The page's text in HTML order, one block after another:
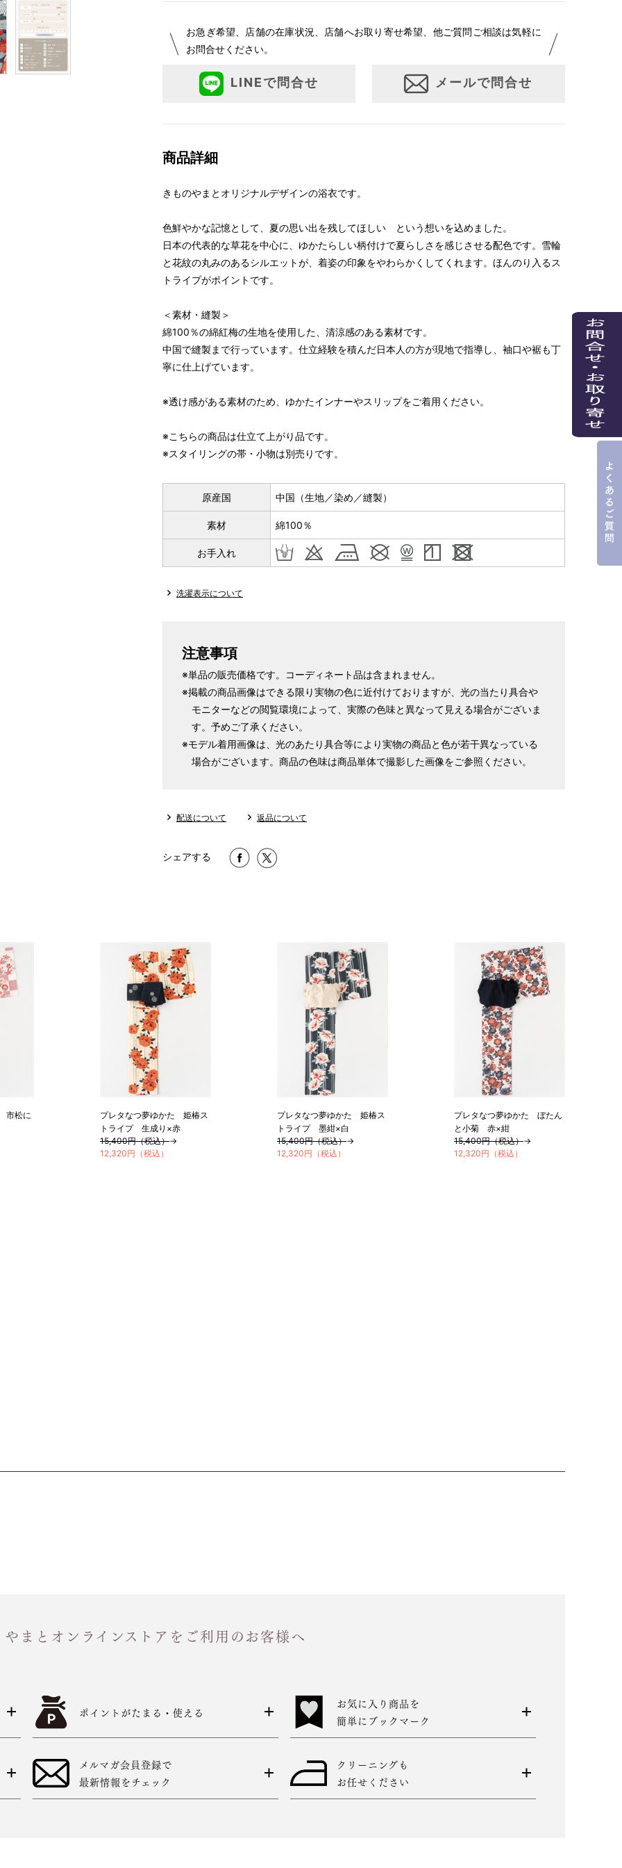
お急ぎ希望、店舗の在庫状況、店舗へお取り寄せ希望、他ご質問ご相談は気軽に
お問合せください。
LINEで問合せ メールで問合せ
商品詳細
きものやまとオリジナルデザインの浴衣です。
色鮮やかな記憶として、夏の思い出を残してほしい という想いを込めました。
日本の代表的な草花を中心に、ゆかたらしい柄付けで夏らしさを感じさせる配色です。雪輪
と花紋の丸みのあるシルエットが、着姿の印象をやわらかくしてくれます。ほんのり入るス
トライプがポイントです。
＜素材・縫製＞
綿100％の綿紅梅の生地を使用した、清涼感のある素材です。
中国で縫製まで行っています。仕立経験を積んだ日本人の方が現地で指導し、袖口や裾も丁
寧に仕上げています。
※透け感がある素材のため、ゆかたインナーやスリップをご着用ください。
※こちらの商品は仕立て上がり品です。
※スタイリングの帯・小物は別売りです。
原産国 中国（生地／染め／縫製）
素材 綿100％
お手入れ
洗濯表示について
注意事項
※単品の販売価格です。コーディネート品は含まれません。
※掲載の商品画像はできる限り実物の色に近付けておりますが、光の当たり具合や
モニターなどの閲覧環境によって、実際の色味と異なって見える場合がございま
す。予めご了承ください。
※モデル着用画像は、光のあたり具合等により実物の商品と色が若干異なっている
場合がございます。商品の色味は商品単体で撮影した画像をご参照ください。
配送について 返品について
シェアする
市松に
プレタなつ夢ゆかた 姫椿ス
トライプ 生成り×赤
15,400円（税込）→
12,320円（税込）
プレタなつ夢ゆかた 姫椿ス
トライプ 墨紺×白
15,400円（税込）→
12,320円（税込）
プレタなつ夢ゆかた ぼたん
と小菊 赤×紺
15,400円（税込）→
12,320円（税込）
やまとオンラインストアをご利用のお客様へ
ポイントがたまる・使える
お気に入り商品を
簡単にブックマーク
メルマガ会員登録で
最新情報をチェック
クリーニングも
お任せください